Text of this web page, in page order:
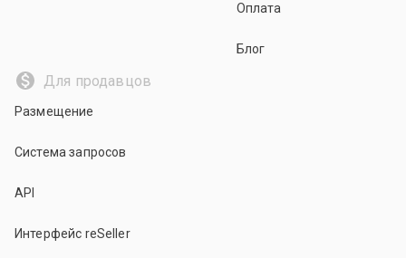
Оплата
Блог
Для продавцов
Размещение
Система запросов
API
Интерфейс reSeller